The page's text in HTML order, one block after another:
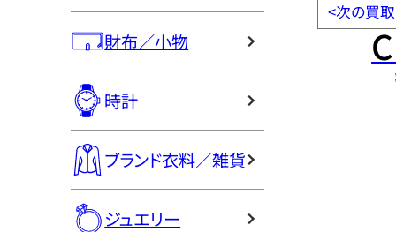
財布／小物
時計
ブランド衣料／雑貨
ジュエリー
<次の買